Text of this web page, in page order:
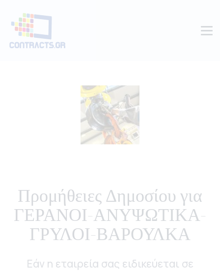
Προμήθειες Δημοσίου για
ΓΕΡΑΝΟΙ-ΑΝΥΨΩΤΙΚΑ-
ΓΡΥΛΟΙ-ΒΑΡΟΥΛΚΑ
Εάν η εταιρεία σας ειδικεύεται σε